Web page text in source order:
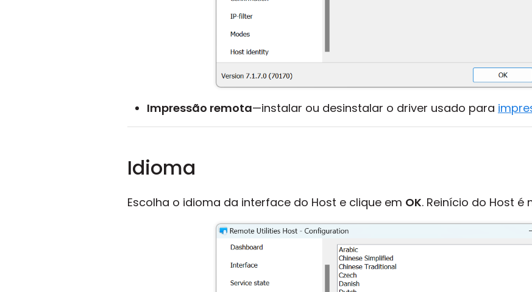
Impressão remota—instalar ou desinstalar o driver usado para
Idioma
Escolha o idioma da interface do Host e clique em OK. Reinício do Host é